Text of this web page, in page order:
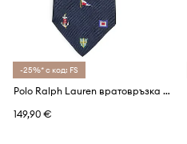
-25%* с код: FS
Polo Ralph Lauren вратовръзка мъжка от коприна
149,90 €